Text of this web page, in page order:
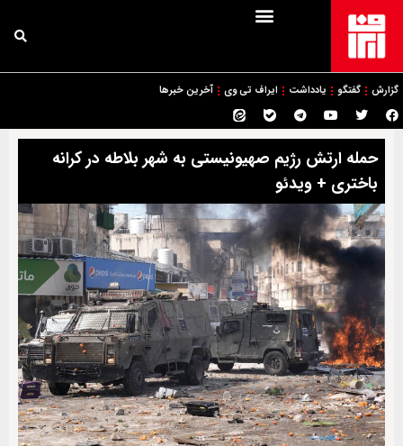
گزارش گفتگو یادداشت ایراف تی وی آخرین خبرها
حمله ارتش رژیم صهیونیستی به شهر بلاطه در کرانه
باختری + ویدئو